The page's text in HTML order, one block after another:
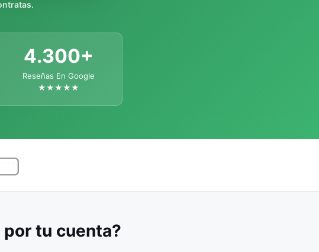
4.300+
Reseñas En Google
★★★★★
tu cuenta?